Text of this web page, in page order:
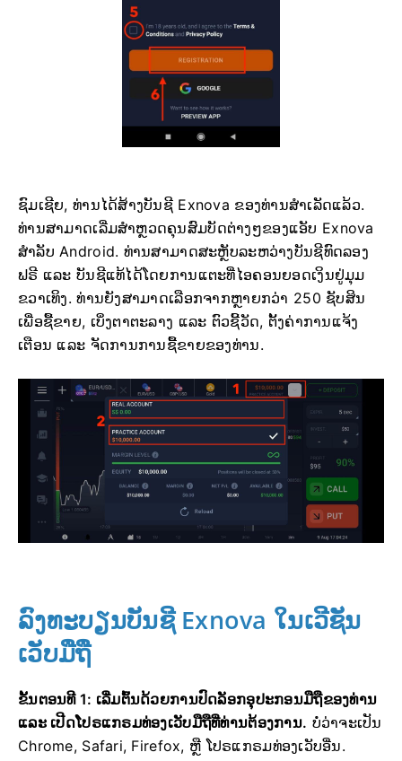
ຊົມເຊີຍ, ທ່ານໄດ້ສ້າງບັນຊີ Exnova ຂອງທ່ານສຳເລັດແລ້ວ.
ທ່ານສາມາດເລີ່ມສຳຫຼວດຄຸນສົມບັດຕ່າງໆຂອງແອັບ Exnova
ສຳລັບ Android. ທ່ານສາມາດສະຫຼັບລະຫວ່າງບັນຊີທົດລອງ
ຟຣີ ແລະ ບັນຊີແທ້ໄດ້ໂດຍການແຕະທີ່ໄອຄອນຍອດເງິນຢູ່ມຸມ
ຂວາເທິງ. ທ່ານຍັງສາມາດເລືອກຈາກຫຼາຍກວ່າ 250 ຊັບສິນ
ເພື່ອຊື້ຂາຍ, ເບິ່ງຕາຕະລາງ ແລະ ຕົວຊີ້ວັດ, ຕັ້ງຄ່າການແຈ້ງ
ເຕືອນ ແລະ ຈັດການການຊື້ຂາຍຂອງທ່ານ.
ລົງທະບຽນບັນຊີ Exnova ໃນເວີຊັນ
ເວັບມືຖື
ຂັ້ນຕອນທີ 1: ເລີ່ມຕົ້ນດ້ວຍການປົດລັອກອຸປະກອນມືຖືຂອງທ່ານ
ແລະ ເປີດໂປຣແກຣມທ່ອງເວັບມືຖືທີ່ທ່ານຕ້ອງການ. ບໍ່ວ່າຈະເປັນ
Chrome, Safari, Firefox, ຫຼື ໂປຣແກຣມທ່ອງເວັບອື່ນ.